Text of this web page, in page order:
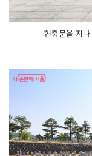
현충문을 지